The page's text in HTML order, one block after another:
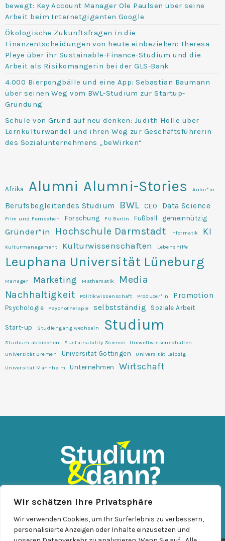
Wir schätzen Ihre Privatsphäre
Wir verwenden Cookies, um Ihr Surferlebnis zu verbessern,
personalisierte Anzeigen oder Inhalte einzusetzen und
bewegt: Key Account Manager Ole Paulsen über seine
Arbeit beim Internetgiganten Google
Ökologische Zukunftsfragen in die
Finanzentscheidungen von heute einbeziehen: Theresa
Pleye über ihr Sustainable-Finance-Studium und die
Arbeit als Risikomangerin bei der GLS-Bank
4.000 Bierpongbälle und eine App: Sebastian Baumann
über seinen Weg vom BWL-Studium zur Startup-
Gründung
Schule von Grund auf neu denken: Judith Holle über
Lernkulturwandel und ihren Weg zur Geschäftsführerin
des Sozialunternehmens „beWirken“
Afrika Alumni Alumni-Stories Autor*in
Berufsbegleitendes Studium BWL CEO Data Science
Film und Fernsehen Forschung FU Berlin Fußball gemeinnützig
Gründer*in Hochschule Darmstadt Informatik KI
Kulturmanagement Kulturwissenschaften Lebenshilfe
Leuphana Universität Lüneburg
Manager Marketing Mathematik
Media
Nachhaltigkeit
Politikwissenschaft Producer*in Promotion
Psychologie Psychotherapie selbstständig Soziale Arbeit
Start-up Studiengang wechseln Studium
Studium abbrechen Sustainability Science
Umweltwissenschaften
Universität Bremen
Universität Göttingen Universität Leipzig
Universität Mannheim Unternehmen Wirtschaft